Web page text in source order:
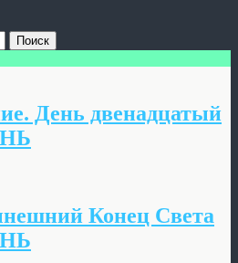
День двенадцатый
Конец Света